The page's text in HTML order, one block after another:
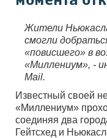
Жители
смогли
«повисшего» в
«Миллениум», -
Mail.
Известный своей
«Миллениум»
соединяя два
Гейтсхед и